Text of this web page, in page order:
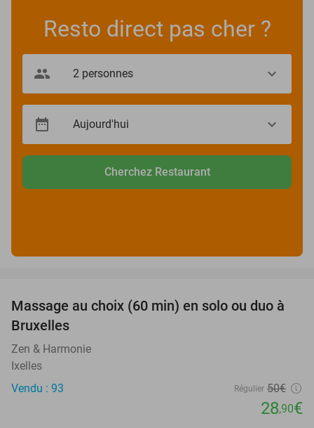
Resto direct pas cher ?
Cherchez Restaurant
42%
Massage au choix (60 min) en solo ou duo à
Bruxelles
Zen & Harmonie
Ixelles
Vendu : 93
Régulier 50€
28,90€